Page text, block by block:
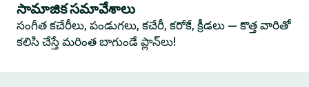
సామాజిక సమావేశాలు
సంగీత కచేరీలు, పండుగలు, కచేరీ, కరోకే, క్రీడలు — కొత్త వారితో
కలిసి చేస్తే మరింత బాగుండే ప్లాన్‌లు!